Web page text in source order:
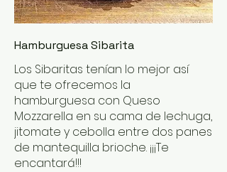
Hamburguesa Sibarita
Los Sibaritas tenían lo mejor así
que te ofrecemos la
hamburguesa con Queso
Mozzarella en su cama de lechuga,
jitomate y cebolla entre dos panes
de mantequilla brioche. ¡¡¡Te
encantará!!!